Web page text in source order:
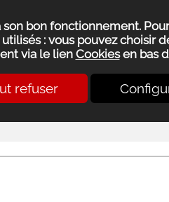
bon fonctionnement.
: vous pouvez choisir
via le lien Cookiesen bas
refuser